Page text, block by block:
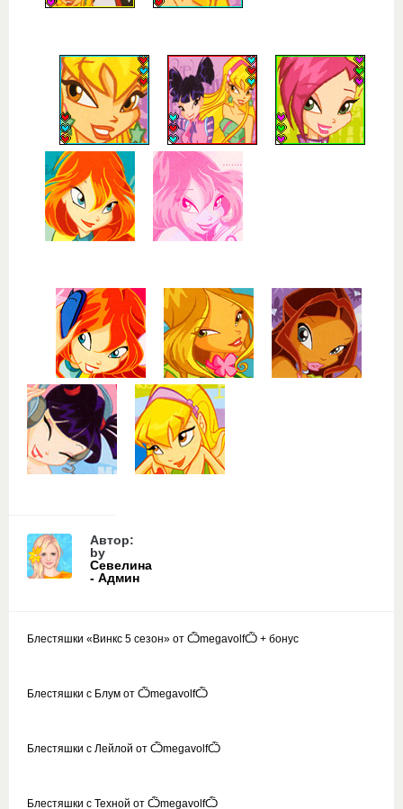
Автор:
by
Севелина
- Админ
Блестяшки «Винкс 5 сезон» от ѼmegavolfѼ + бонус
Блестяшки с Блум от ѼmegavolfѼ
Блестяшки с Лейлой от ѼmegavolfѼ
Блестяшки с Техной от ѼmegavolfѼ